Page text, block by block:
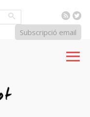
RSS
Subscripció email